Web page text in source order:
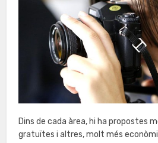
Dins de cada àrea, hi ha propostes
gratuïtes i altres, molt més